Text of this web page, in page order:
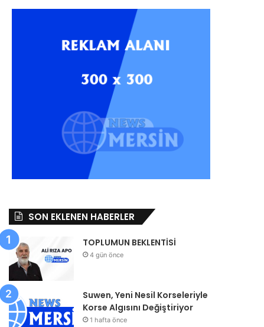
SON EKLENEN HABERLER
TOPLUMUN BEKLENTİSİ
4 gün önce
Suwen, Yeni Nesil Korseleriyle
Korse Algısını Değiştiriyor
1 hafta önce